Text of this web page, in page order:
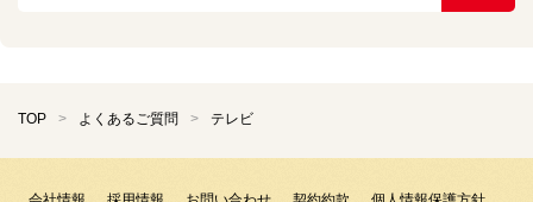
TOP よくあるご質問 テレビ